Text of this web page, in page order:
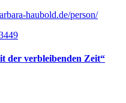
haubold.de/person/
der verbleibenden Zeit“